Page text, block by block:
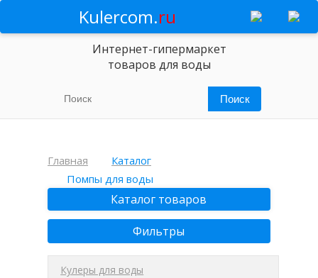
Kulercom.ru
Интернет-гипермаркет
товаров для воды
Главная
Каталог
Помпы для воды
Каталог товаров
Фильтры
Кулеры для воды